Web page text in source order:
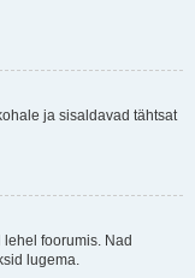
ja sisaldavad tähtsat
foorumis. Nad
lugema.